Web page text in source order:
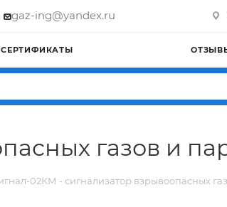
gaz-ing@yandex.ru
СЕРТИФИКАТЫ
газов и
02КМ - сигнализатор взрывоопасных